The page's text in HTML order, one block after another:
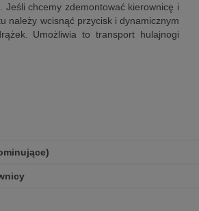
Jeśli chcemy zdemontować kierownicę i
należy wcisnąć przycisk i dynamicznym
Umożliwia to transport hulajnogi